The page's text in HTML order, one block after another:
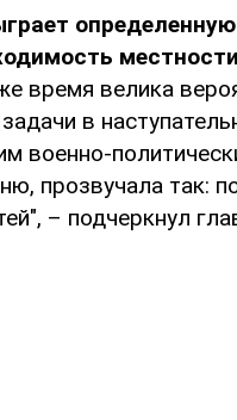
время велика
в
военно-
прозвучала так:
– подчеркнул